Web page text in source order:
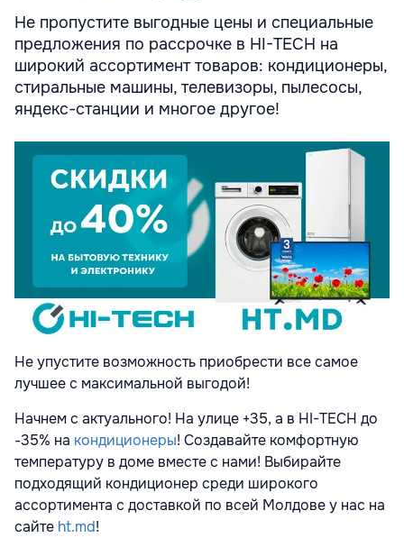
Не пропустите выгодные цены и специальные
предложения по рассрочке в HI-TECH на
широкий ассортимент товаров: кондиционеры,
стиральные машины, телевизоры, пылесосы,
яндекс-станции и многое другое!
Не упустите возможность приобрести все самое
лучшее с максимальной выгодой!
Начнем с актуального! На улице +35, а в HI-TECH до
-35% на кондиционеры! Создавайте комфортную
температуру в доме вместе с нами! Выбирайте
подходящий кондиционер среди широкого
ассортимента с доставкой по всей Молдове у нас на
сайте ht.md!